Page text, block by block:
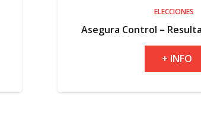
Asegura Control – Resultados electorales